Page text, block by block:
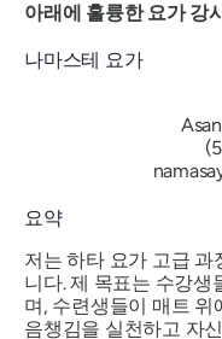
아래에 훌륭한 요가 강
나마스테 요가
요약
저는 하타 요가 고급
니다. 제 목표는 수강
며, 수련생들이 매트
음챙김을 실천하고 자